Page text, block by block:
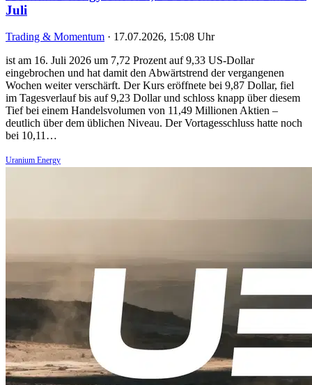
Juli
Trading & Momentum · 17.07.2026, 15:08 Uhr
ist am 16. Juli 2026 um 7,72 Prozent auf 9,33 US-Dollar
eingebrochen und hat damit den Abwärtstrend der vergangenen
Wochen weiter verschärft. Der Kurs eröffnete bei 9,87 Dollar, fiel
im Tagesverlauf bis auf 9,23 Dollar und schloss knapp über diesem
Tief bei einem Handelsvolumen von 11,49 Millionen Aktien –
deutlich über dem üblichen Niveau. Der Vortagesschluss hatte noch
bei 10,11…
Uranium Energy